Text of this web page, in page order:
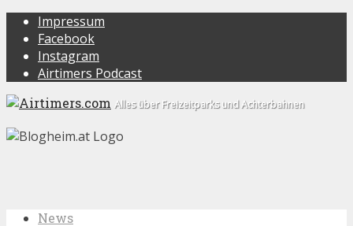
Impressum
Facebook
Instagram
Airtimers Podcast
Alles über Freizeitparks und Achterbahnen
News